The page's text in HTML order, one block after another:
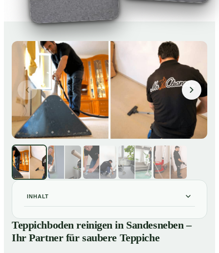
INHALT
01Teppichboden reinigen in Sandesneben – Ihr Partner
für saubere Teppiche
Unsere Leistungen beim Teppichboden reinigen in
Teppichboden reinigen in Sandesneben –
Ihr Partner für saubere Teppiche